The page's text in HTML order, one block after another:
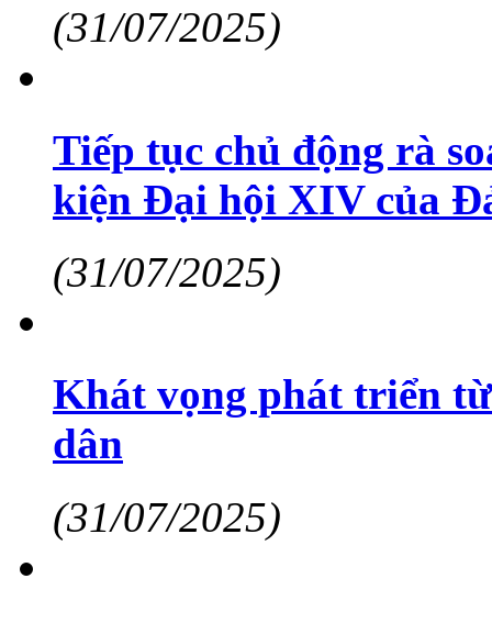
(31/07/2025)
Tiếp tục chủ động rà
kiện Đại hội XIV của
(31/07/2025)
Khát vọng phát triển
dân
(31/07/2025)